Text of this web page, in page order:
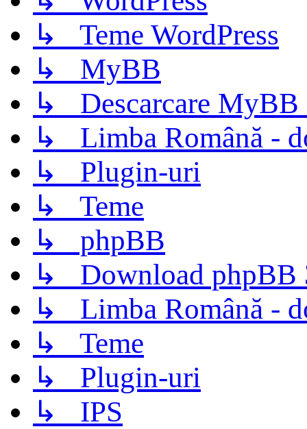
↳ Teme WordPress
↳ MyBB
↳ Descarcare MyBB
↳ Limba Română -
↳ Plugin-uri
↳ Teme
↳ phpBB
↳ Download phpBB
↳ Limba Română -
↳ Teme
↳ Plugin-uri
↳ IPS